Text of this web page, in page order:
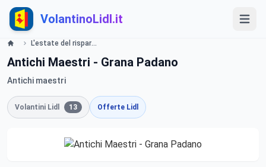
VolantinoLidl.it
L'estate del risparmio. Oltre il -50% Lidl
Antichi Maestri - Grana Padano
Antichi maestri
Volantini Lidl 13 Offerte Lidl